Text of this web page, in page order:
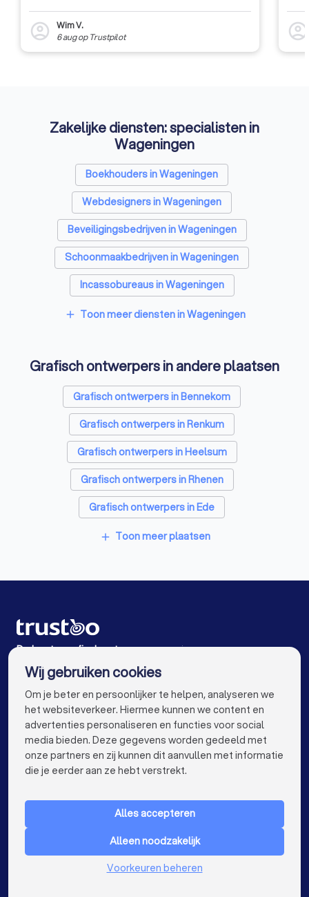
account_circle
Wim V.
6 augop Trustpilot account_circle
Zakelijke diensten: specialisten in
Wageningen
Boekhouders in Wageningen
Webdesigners in Wageningen
Beveiligingsbedrijven in Wageningen
Schoonmaakbedrijven in Wageningen
Incassobureaus in Wageningen
Online marketing bureaus in Wageningen
Vertaalbureaus in Wageningen
SEO-specialisten in Wageningen
Reclamebureaus in Wageningen
Accountants in Wageningen
add Toon meer diensten in Wageningen
Grafisch ontwerpers in andere plaatsen
Grafisch ontwerpers in Bennekom
Grafisch ontwerpers in Renkum
Grafisch ontwerpers in Heelsum
Grafisch ontwerpers in Rhenen
Grafisch ontwerpers in Ede
Grafisch ontwerpers in Veenendaal
Grafisch ontwerpers in Oosterbeek
Grafisch ontwerpers in Elst
Grafisch ontwerpers in Amsterdam
Grafisch ontwerpers in Rotterdam
Grafisch ontwerpers in Den Haag
Grafisch ontwerpers in Utrecht
Grafisch ontwerpers in Tilburg
Grafisch ontwerpers in Groningen
Grafisch ontwerpers in Almere
add Toon meer plaatsen
De beste grafisch ontwerpers voor jou
VOOR PARTICULIEREN keyboard_arrow_down
Nederland
Wij gebruiken cookies
Om je beter en persoonlijker te helpen, analyseren we
het websiteverkeer. Hiermee kunnen we content en
advertenties personaliseren en functies voor social
media bieden. Deze gegevens worden gedeeld met
onze partners en zij kunnen dit aanvullen met informatie
die je eerder aan ze hebt verstrekt.
Alles accepteren
Alleen noodzakelijk
Voorkeuren beheren